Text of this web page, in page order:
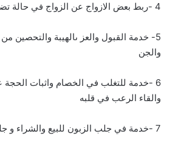
4 -ربط بعض الازواج عن الزواج في حالة تضرر الزوجة الاولى
5- خدمة القبول والعز ىالهيبة والتحصين
والجن
6 -خدمة للتغلب في الخصام واثبات
والقاء الرعب في قلبه
7 -خدمة في جلب الزبون للبيع والشراء و جلب الرزق